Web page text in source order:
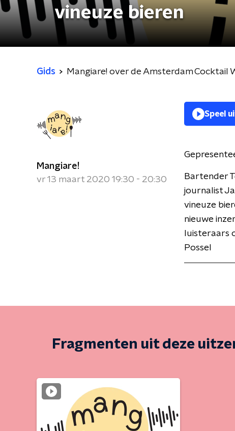
vineuze bieren
Gids Mangiare! over de Amsterdam Cocktail
Mangiare!
vr 13 maart 2020 19:30 - 20:30
Speel
Bartender
journalist
vineuze
nieuwe
luisteraars
Possel
Fragmenten uit deze